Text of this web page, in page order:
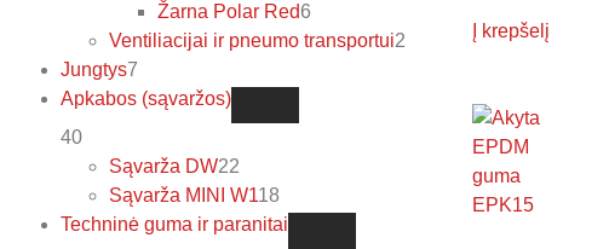
Žarna Polar Red6
Ventiliacijai ir pneumo transportui2
Jungtys7
Apkabos (sąvaržos)
40
Sąvarža DW22
Sąvarža MINI W118
Techninė guma ir paranitai
Į krepšelį